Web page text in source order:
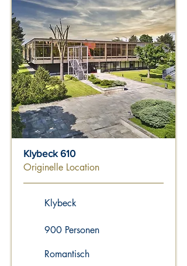
Klybeck 610
Originelle Location
Klybeck
900 Personen
Romantisch